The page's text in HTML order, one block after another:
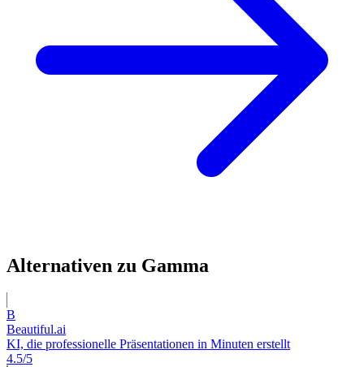
Alternativen zu Gamma
B
Beautiful.ai
KI, die professionelle Präsentationen in Minuten erstellt
4.5/5